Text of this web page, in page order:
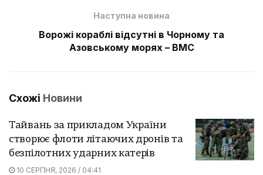
Наступна новина
Ворожі кораблі відсутні в Чорному та
Азовському морях – ВМС
Схожі Новини
Тайвань за прикладом України
створює флоти літаючих дронів та
безпілотних ударних катерів
10 СЕРПНЯ, 2026 / 04:41